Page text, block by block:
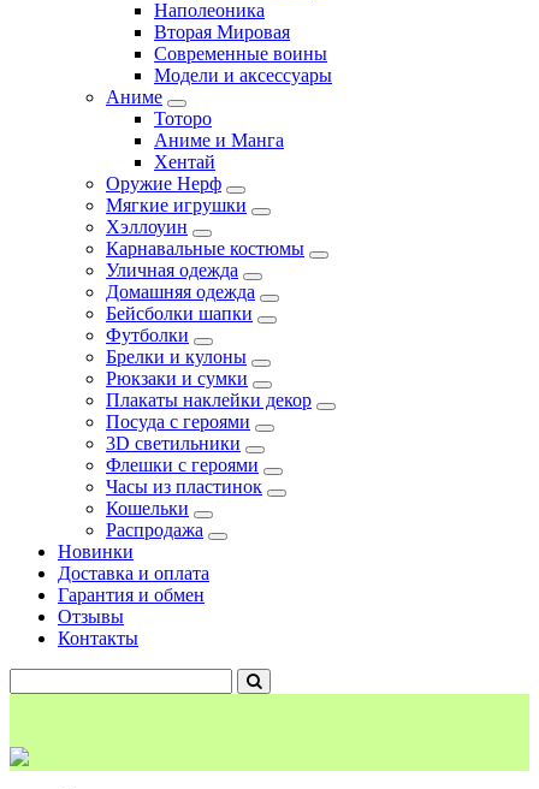
Наполеоника
Вторая Мировая
Современные воины
Модели и аксессуары
Аниме
Тоторо
Аниме и Манга
Хентай
Оружие Нерф
Мягкие игрушки
Хэллоуин
Карнавальные костюмы
Уличная одежда
Домашняя одежда
Бейсболки шапки
Футболки
Брелки и кулоны
Рюкзаки и сумки
Плакаты наклейки декор
Посуда с героями
3D светильники
Флешки с героями
Часы из пластинок
Кошельки
Распродажа
Новинки
Доставка и оплата
Гарантия и обмен
Отзывы
Контакты